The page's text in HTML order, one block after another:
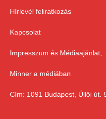
Hírlevél feliratkozás
Kapcsolat
Impresszum és Médiaajánlat,
Minner a médiában
Cím: 1091 Budapest, Üllői út.